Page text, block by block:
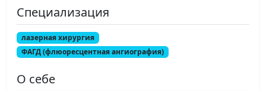
Специализация
лазерная хирургия
ФАГД (флюоресцентная ангиография)
О себе